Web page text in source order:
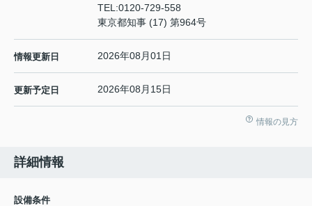
TEL:0120-729-558
東京都知事 (17) 第964号
情報更新日 2026年08月01日
更新予定日 2026年08月15日
情報の見方
詳細情報
設備条件